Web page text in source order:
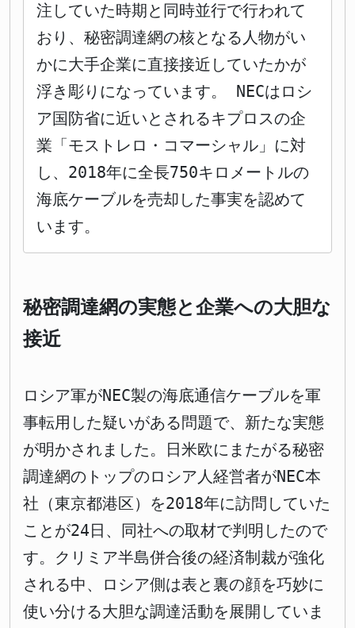
注していた時期と同時並行で行われて
おり、秘密調達網の核となる人物がい
かに大手企業に直接接近していたかが
浮き彫りになっています。 NECはロシ
ア国防省に近いとされるキプロスの企
業「モストレロ・コマーシャル」に対
し、2018年に全長750キロメートルの
海底ケーブルを売却した事実を認めて
います。
秘密調達網の実態と企業への大胆な
接近
ロシア軍がNEC製の海底通信ケーブルを軍
事転用した疑いがある問題で、新たな実態
が明かされました。日米欧にまたがる秘密
調達網のトップのロシア人経営者がNEC本
社（東京都港区）を2018年に訪問していた
ことが24日、同社への取材で判明したので
す。クリミア半島併合後の経済制裁が強化
される中、ロシア側は表と裏の顔を巧妙に
使い分ける大胆な調達活動を展開していま